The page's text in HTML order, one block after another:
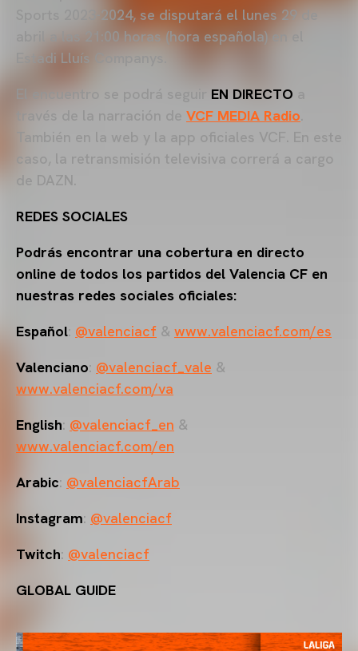
Sports 2023-2024, se disputará el lunes 29 de
abril a las 21:00 horas (hora española) en el
Estadi Lluís Companys.
EN DIRECTO
través de la narración de VCF MEDIA Radio
También en la web y la app oficiales VCF. En este
caso, la retransmisión televisiva correrá a cargo
de DAZN.
REDES SOCIALES
Podrás encontrar una cobertura en directo
online de todos los partidos del Valencia CF en
nuestras redes sociales oficiales:
Español: @valenciacf & www.valenciacf.com/es
Valenciano: @valenciacf_vale &
www.valenciacf.com/va
English: @valenciacf_en &
www.valenciacf.com/en
Arabic: @valenciacfArab
Instagram: @valenciacf
Twitch: @valenciacf
GLOBAL GUIDE